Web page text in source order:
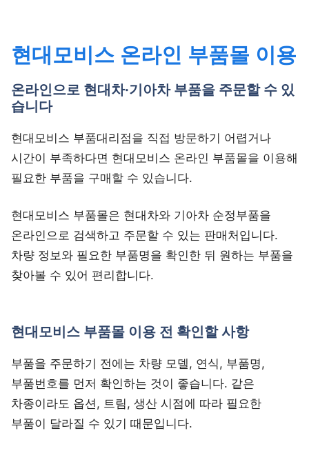
현대모비스 온라인 부품몰 이용
온라인으로 현대차·기아차 부품을 주문할 수 있
습니다
현대모비스 부품대리점을 직접 방문하기 어렵거나
시간이 부족하다면 현대모비스 온라인 부품몰을 이용해
필요한 부품을 구매할 수 있습니다.
현대모비스 부품몰은 현대차와 기아차 순정부품을
온라인으로 검색하고 주문할 수 있는 판매처입니다.
차량 정보와 필요한 부품명을 확인한 뒤 원하는 부품을
찾아볼 수 있어 편리합니다.
현대모비스 부품몰 이용 전 확인할 사항
부품을 주문하기 전에는 차량 모델, 연식, 부품명,
부품번호를 먼저 확인하는 것이 좋습니다. 같은
차종이라도 옵션, 트림, 생산 시점에 따라 필요한
부품이 달라질 수 있기 때문입니다.